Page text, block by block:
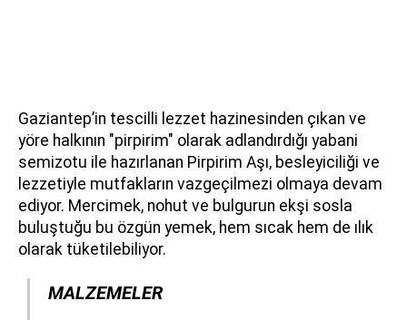
Gaziantep’in tescilli lezzet hazinesinden çıkan ve
yöre halkının "pirpirim" olarak adlandırdığı yabani
semizotu ile hazırlanan Pirpirim Aşı, besleyiciliği ve
lezzetiyle mutfakların vazgeçilmezi olmaya devam
ediyor. Mercimek, nohut ve bulgurun ekşi sosla
buluştuğu bu özgün yemek, hem sıcak hem de ılık
olarak tüketilebiliyor.
MALZEMELER